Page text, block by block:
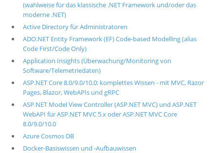
(wahlweise für das klassische .NET Framework und/oder das
moderne .NET)
Active Directory für Administratoren
ADO.NET Entity Framework (EF) Code-based Modelling (alias
Code First/Code Only)
Application Insights (Überwachung/Monitoring von
Software/Telemetriedaten)
ASP.NET Core 8.0/9.0/10.0: komplettes Wissen - mit MVC, Razor
Pages, Blazor, WebAPIs und gRPC
ASP.NET Model View Controller (ASP.NET MVC) und ASP.NET
WebAPI für ASP.NET MVC 5.x oder ASP.NET MVC Core
8.0/9.0/10.0
Azure Cosmos DB
Docker-Basiswissen und -Aufbauwissen